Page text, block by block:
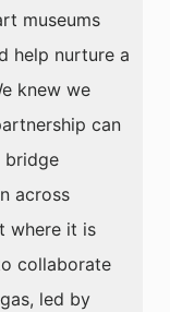
museums
help nurture a
knew we
can
bridge
across
where it is
collaborate
led by